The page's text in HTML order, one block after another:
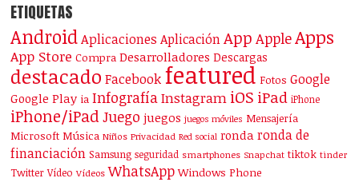
ETIQUETAS
Android Aplicaciones Aplicación App AppleApps
App Store Compra Desarrolladores Descargas
destacado Facebook featured Fotos Google
Google Play ia InfografíaInstagram iOS iPad iPhone
iPhone/iPad Juego juegos juegos móviles Mensajería
Microsoft Música Niños Privacidad Red social ronda ronda de
financiación Samsung seguridad smartphones Snapchat tiktok tinder
Twitter Vídeo Vídeos WhatsApp Windows Phone